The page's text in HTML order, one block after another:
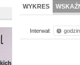
BR LAB
WYKRES
Interwał: